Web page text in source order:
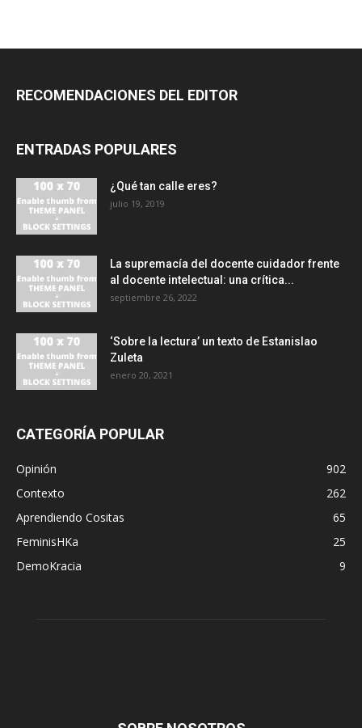
RECOMENDACIONES DEL EDITOR
ENTRADAS POPULARES
¿Qué tan calle eres?
julio 19, 2019
La supremacía del docente cuidador frente
al docente intelectual: una crítica...
septiembre 26, 2022
‘Sobre la lectura’ un texto de Estanislao
Zuleta
enero 20, 2021
CATEGORÍA POPULAR
Opinión
902
Contexto
262
Aprendiendo Cositas
65
FeminisHKa
25
DemoKracia
9